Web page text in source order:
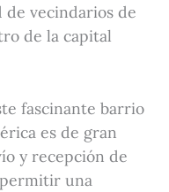
de vecindarios de
de la capital
fascinante barrio
es de gran
y recepción de
una